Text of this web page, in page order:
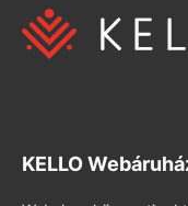
KELLO